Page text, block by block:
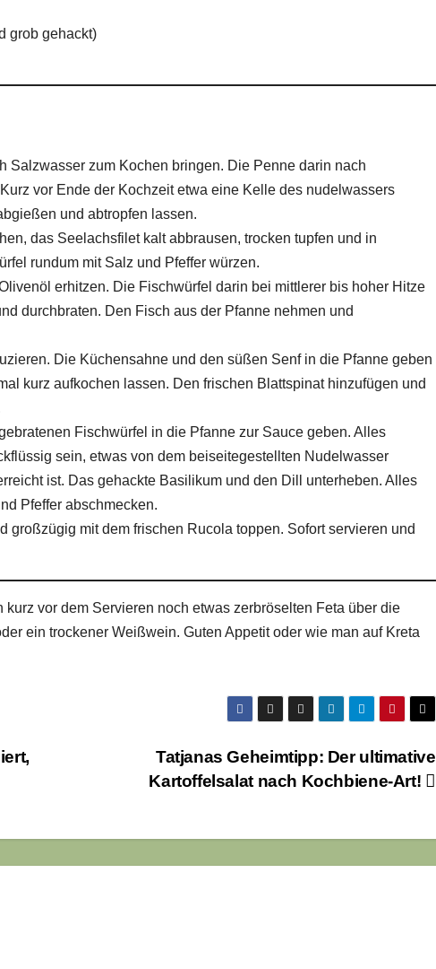
grob gehackt)
Salzwasser zum Kochen bringen. Die Penne darin nach
vor Ende der Kochzeit etwa eine Kelle des nudelwassers
und abtropfen lassen.
das Seelachsfilet kalt abbrausen, trocken tupfen und in
rundum mit Salz und Pfeffer würzen.
erhitzen. Die Fischwürfel darin bei mittlerer bis hoher Hitze
durchbraten. Den Fisch aus der Pfanne nehmen und
Die Küchensahne und den süßen Senf in die Pfanne geben
kurz aufkochen lassen. Den frischen Blattspinat hinzufügen und
Fischwürfel in die Pfanne zur Sauce geben. Alles
sein, etwas von dem beiseitegestellten Nudelwasser
ist. Das gehackte Basilikum und den Dill unterheben. Alles
Pfeffer abschmecken.
großzügig mit dem frischen Rucola toppen. Sofort servieren und
vor dem Servieren noch etwas zerbröselten Feta über die
ein trockener Weißwein. Guten Appetit oder wie man auf Kreta
Tatjanas Geheimtipp: Der ultimative
Kartoffelsalat nach Kochbiene-Art!